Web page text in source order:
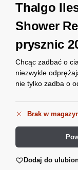
Thalgo
Shower
prysznic
Chcąc zadbać o
niezwykle
nie tylko zadba o
Brak w
Dodaj do